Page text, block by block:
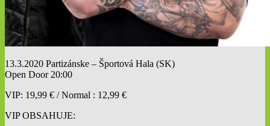
13.3.2020 Partizánske – Športová Hala (SK)
Open Door 20:00
VIP: 19,99 € / Normal : 12,99 €
VIP OBSAHUJE: